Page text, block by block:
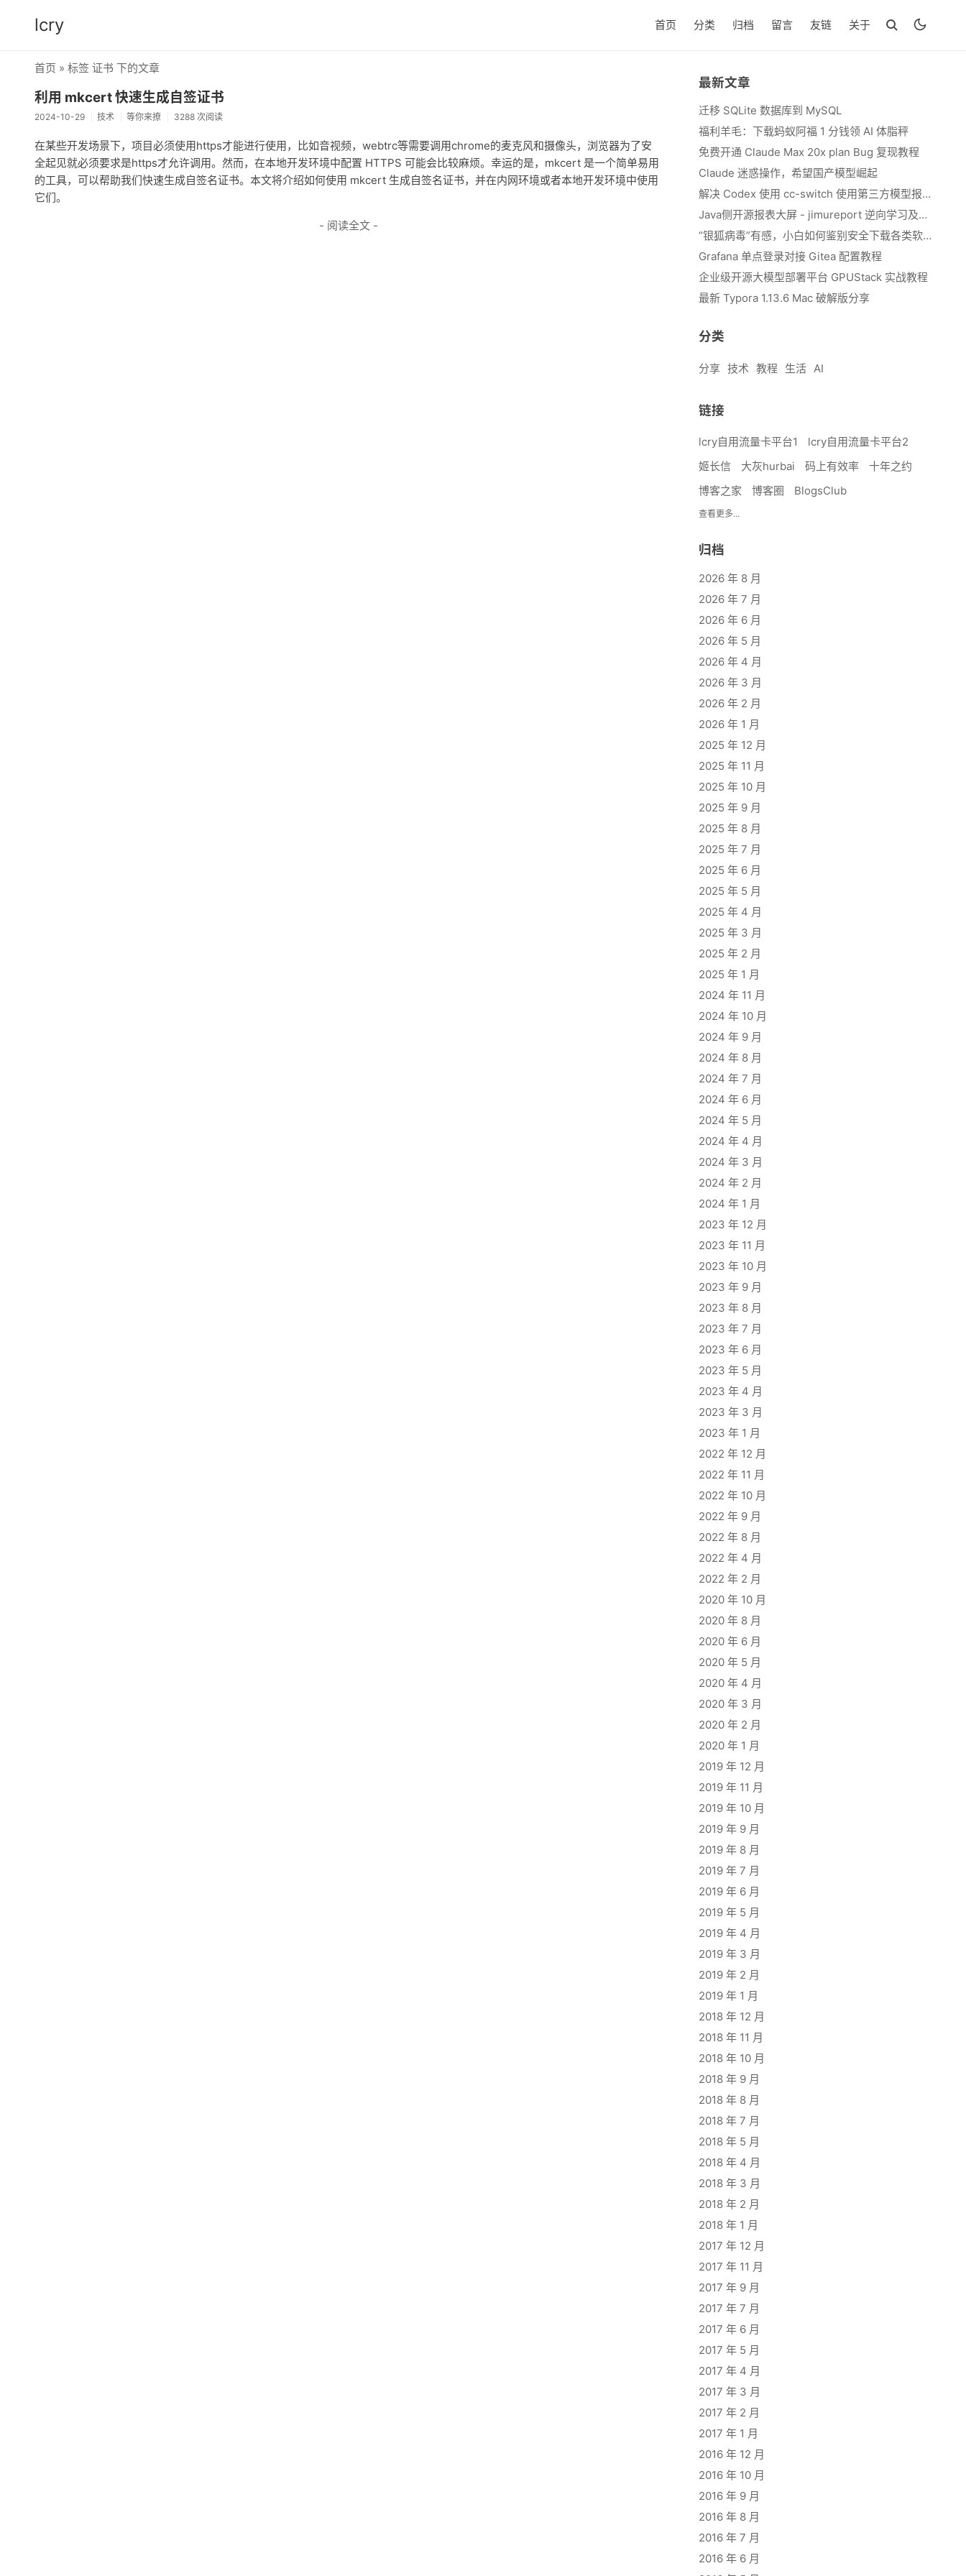
lcry 首页 分类 归档 留言 友链 关于
首页 » 标签 证书 下的文章
利用 mkcert 快速生成自签证书
2024-10-29 技术 等你来撩 3288 次阅读
在某些开发场景下，项目必须使用https才能进行使用，比如音视频，webtrc等需要调用chrome的麦克风和摄像头，浏览器为了安
全起见就必须要求是https才允许调用。然而，在本地开发环境中配置 HTTPS 可能会比较麻烦。幸运的是，mkcert 是一个简单易用
的工具，可以帮助我们快速生成自签名证书。本文将介绍如何使用 mkcert 生成自签名证书，并在内网环境或者本地开发环境中使用
它们。
- 阅读全文 -
最新文章
迁移 SQLite 数据库到 MySQL
福利羊毛：下载蚂蚁阿福 1 分钱领 AI 体脂秤
免费开通 Claude Max 20x plan Bug 复现教程
Claude 迷惑操作，希望国产模型崛起
解决 Codex 使用 cc-switch 使用第三方模型报错 We&#039;re currently experiencing high demand, which may cause temporary errors.
Java侧开源报表大屏 - jimureport 逆向学习及二开思路
“银狐病毒”有感，小白如何鉴别安全下载各类软件
Grafana 单点登录对接 Gitea 配置教程
企业级开源大模型部署平台 GPUStack 实战教程
最新 Typora 1.13.6 Mac 破解版分享
分类
分享 技术 教程 生活 AI
链接
lcry自用流量卡平台1
lcry自用流量卡平台2
姬长信
大灰hurbai 码上有效率
十年之约
博客之家
博客圈 BlogsClub
查看更多...
归档
2026 年 8 月
2026 年 7 月
2026 年 6 月
2026 年 5 月
2026 年 4 月
2026 年 3 月
2026 年 2 月
2026 年 1 月
2025 年 12 月
2025 年 11 月
2025 年 10 月
2025 年 9 月
2025 年 8 月
2025 年 7 月
2025 年 6 月
2025 年 5 月
2025 年 4 月
2025 年 3 月
2025 年 2 月
2025 年 1 月
2024 年 11 月
2024 年 10 月
2024 年 9 月
2024 年 8 月
2024 年 7 月
2024 年 6 月
2024 年 5 月
2024 年 4 月
2024 年 3 月
2024 年 2 月
2024 年 1 月
2023 年 12 月
2023 年 11 月
2023 年 10 月
2023 年 9 月
2023 年 8 月
2023 年 7 月
2023 年 6 月
2023 年 5 月
2023 年 4 月
2023 年 3 月
2023 年 1 月
2022 年 12 月
2022 年 11 月
2022 年 10 月
2022 年 9 月
2022 年 8 月
2022 年 4 月
2022 年 2 月
2020 年 10 月
2020 年 8 月
2020 年 6 月
2020 年 5 月
2020 年 4 月
2020 年 3 月
2020 年 2 月
2020 年 1 月
2019 年 12 月
2019 年 11 月
2019 年 10 月
2019 年 9 月
2019 年 8 月
2019 年 7 月
2019 年 6 月
2019 年 5 月
2019 年 4 月
2019 年 3 月
2019 年 2 月
2019 年 1 月
2018 年 12 月
2018 年 11 月
2018 年 10 月
2018 年 9 月
2018 年 8 月
2018 年 7 月
2018 年 5 月
2018 年 4 月
2018 年 3 月
2018 年 2 月
2018 年 1 月
2017 年 12 月
2017 年 11 月
2017 年 9 月
2017 年 7 月
2017 年 6 月
2017 年 5 月
2017 年 4 月
2017 年 3 月
2017 年 2 月
2017 年 1 月
2016 年 12 月
2016 年 10 月
2016 年 9 月
2016 年 8 月
2016 年 7 月
2016 年 6 月